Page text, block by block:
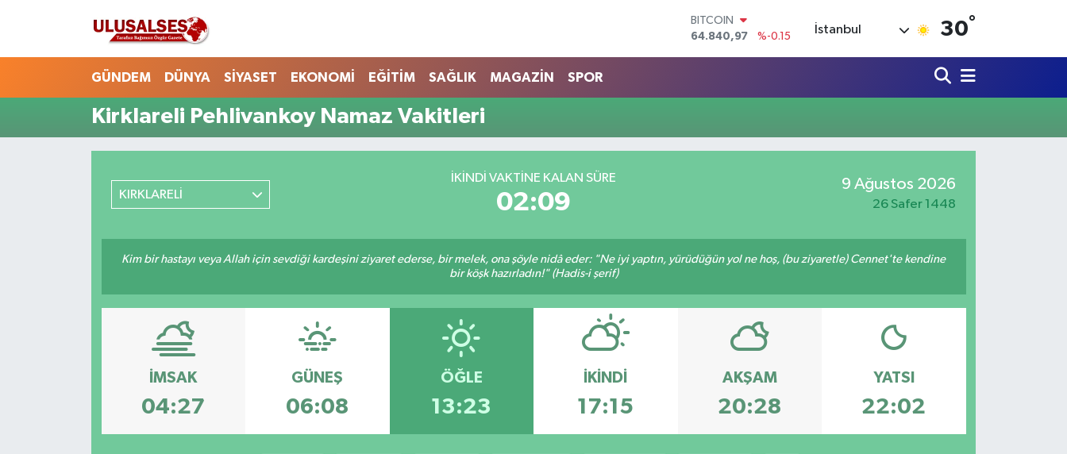
BITCOIN
64.840,97
%-0.15
55,2510
%0.32
İstanbul 30°
GÜNDEM DÜNYA SİYASET EKONOMİ EĞİTİM SAĞLIK MAGAZİN SPOR
Kirklareli Pehlivankoy Namaz Vakitleri
KIRKLARELİ
İKINDI VAKTINE KALAN SÜRE
02:09
9 Ağustos 2026
26 Safer 1448
Kim bir hastayı veya Allah için sevdiği kardeşini ziyaret ederse, bir melek, ona şöyle nidâ eder: "Ne iyi yaptın, yürüdüğün yol ne hoş, (bu ziyaretle) Cennet'te kendine
bir köşk hazırladın!" (Hadis-i şerif)
İMSAK
04:27
GÜNEŞ
06:08
ÖĞLE
13:23
İKINDI
17:15
AKŞAM
20:28
YATSI
22:02
GÜNDEM
DÜNYA
SİYASET
Hava Durumu
Trafik Durumu
Süper Lig Puan Durumu ve Fikstür
Tüm Manşetler